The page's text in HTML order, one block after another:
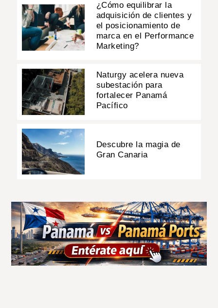
¿Cómo equilibrar la
adquisición de clientes y
el posicionamiento de
marca en el Performance
Marketing?
Naturgy acelera nueva
subestación para
fortalecer Panamá
Pacífico
Descubre la magia de
Gran Canaria